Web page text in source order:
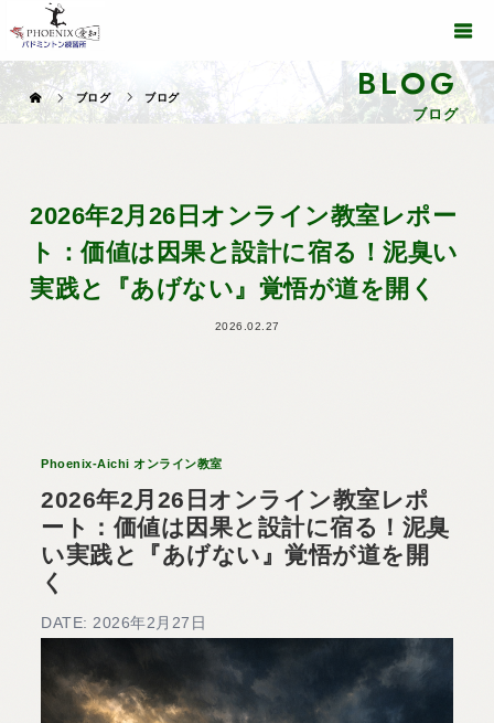
BLOG
ブログ
ブログ ブログ
2026年2月26日オンライン教室レポー
ト：価値は因果と設計に宿る！泥臭い
実践と『あげない』覚悟が道を開く
2026.02.27
Phoenix-Aichi オンライン教室
2026年2月26日オンライン教室レポ
ート：価値は因果と設計に宿る！泥臭
い実践と『あげない』覚悟が道を開
く
DATE: 2026年2月27日